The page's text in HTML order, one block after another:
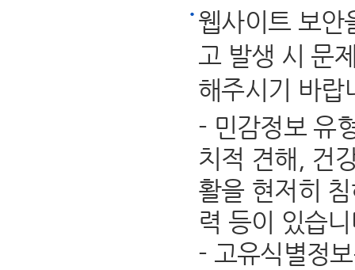
웹사이트 보안
고 발생 시 문
해주시기 바랍
- 민감정보 유
치적 견해, 건
활을 현저히
력 등이 있습
- 고유식별정